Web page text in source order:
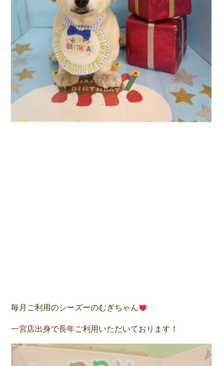
毎月ご利用のシーズーのむぎちゃん
一宮店出身で長年ご利用いただいております！